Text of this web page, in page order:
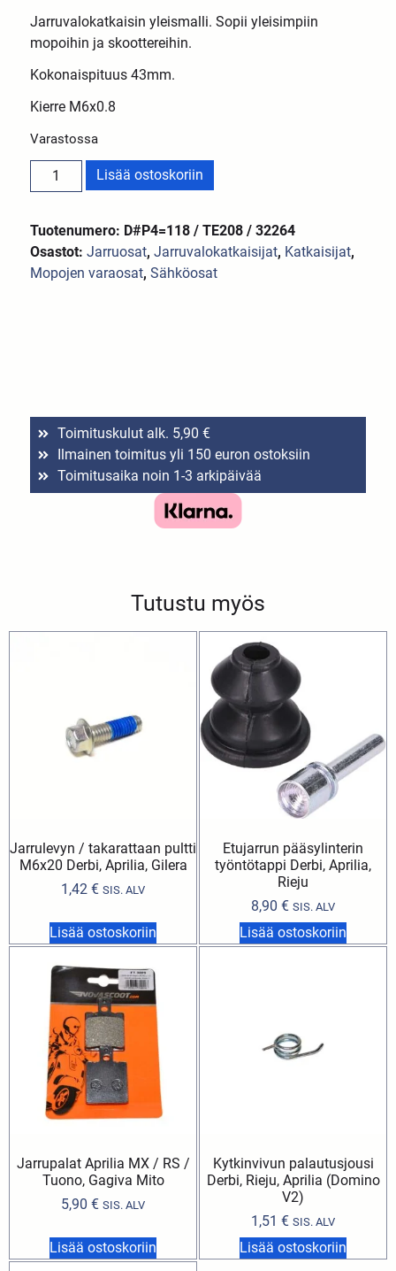
Jarruvalokatkaisin yleismalli. Sopii yleisimpiin
mopoihin ja skoottereihin.
Kokonaispituus 43mm.
Kierre M6x0.8
Varastossa
Lisää ostoskoriin
Tuotenumero: D#P4=118 / TE208 / 32264
Osastot:Jarruosat,Jarruvalokatkaisijat, Katkaisijat,
Mopojen varaosat,Sähköosat
Toimituskulut alk. 5,90 €
Ilmainen toimitus yli 150 euron ostoksiin
Toimitusaika noin 1-3 arkipäivää
Tutustu myös
Jarrulevyn / takarattaan pultti
M6x20 Derbi, Aprilia, Gilera
1,42 € SIS. ALV
Lisää ostoskoriin
Etujarrun pääsylinterin
työntötappi Derbi, Aprilia,
Rieju
8,90 € SIS. ALV
Lisää ostoskoriin
Jarrupalat Aprilia MX / RS /
Tuono, Gagiva Mito
5,90 € SIS. ALV
Lisää ostoskoriin
Kytkinvivun palautusjousi
Derbi, Rieju, Aprilia (Domino
V2)
1,51 € SIS. ALV
Lisää ostoskoriin